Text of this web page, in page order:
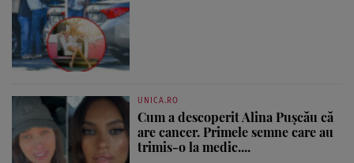
UNICA.RO
Cum a descoperit Alina Pușcău că
are cancer. Primele semne care au
trimis-o la medic....